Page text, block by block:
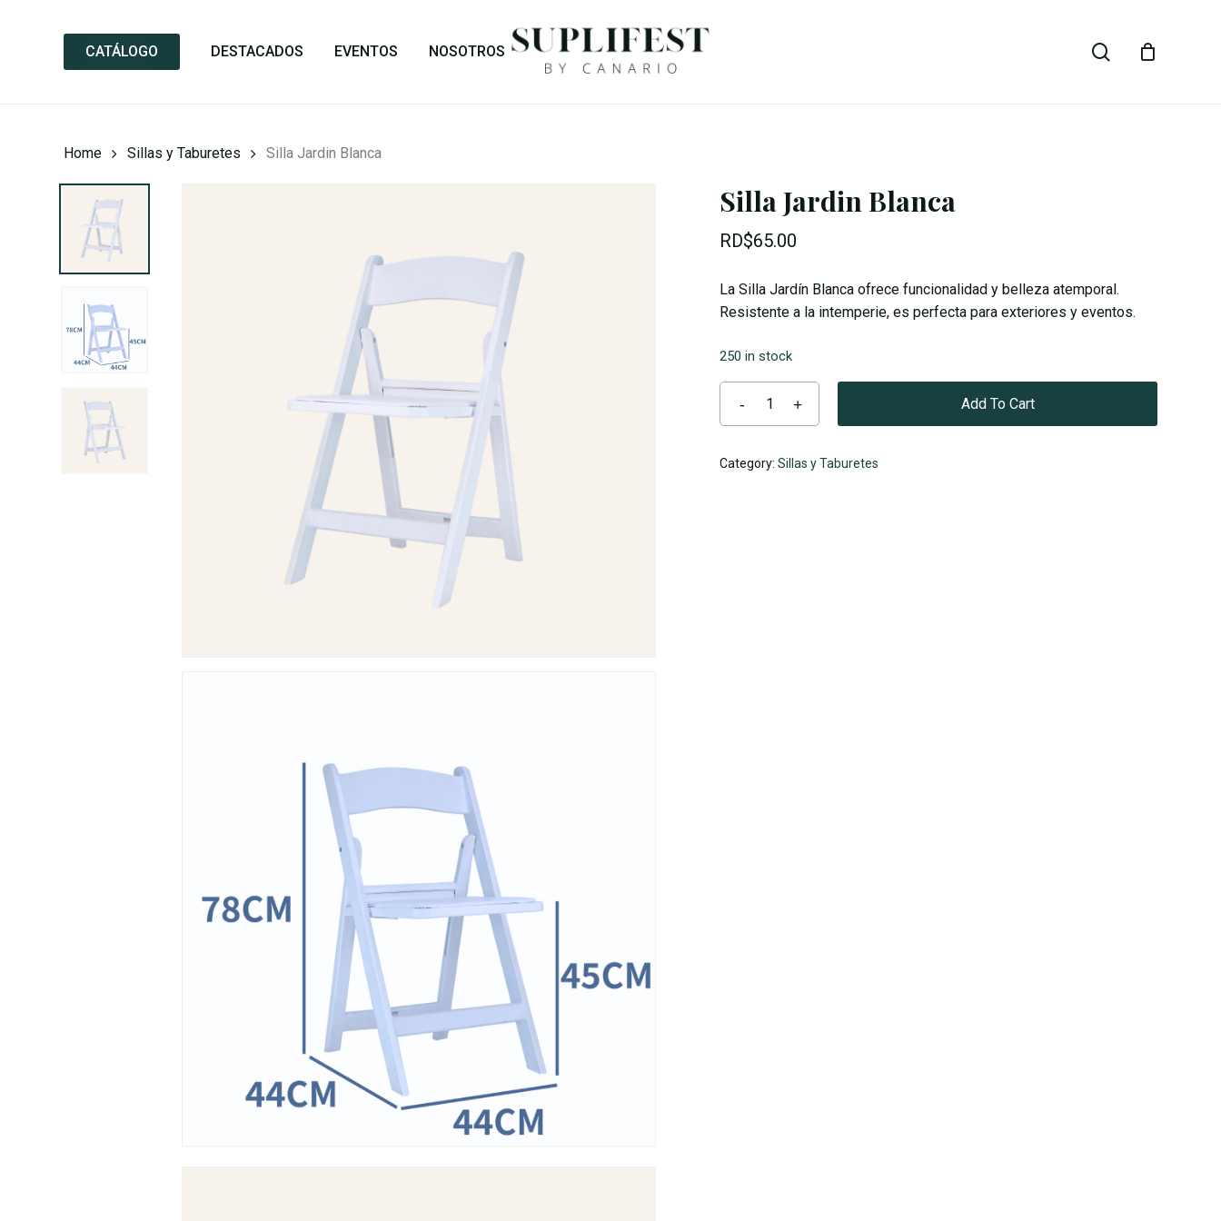
CATÁLOGO DESTACADOS EVENTOS NOSOTROS search
Home Sillas y Taburetes Silla Jardin Blanca
Silla Jardin Blanca
RD$65.00
La Silla Jardín Blanca ofrece funcionalidad y belleza atemporal.
Resistente a la intemperie, es perfecta para exteriores y eventos.
250 in stock
Add To Cart
Category:Sillas y Taburetes